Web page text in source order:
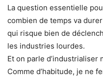
La question essentielle
combien de temps va
qui risque bien de
les industries lourdes.
Et on parle d’industrialiser
Comme d’habitude, je ne